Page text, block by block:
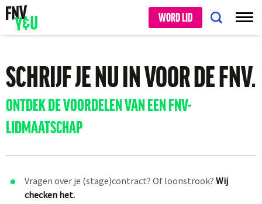
WORD LID
SCHRIJF JE NU IN VOOR DE FNV.
ONTDEK DE VOORDELEN VAN EEN FNV-
LIDMAATSCHAP
Vragen over je (stage)contract? Of loonstrook? Wij
checken het.